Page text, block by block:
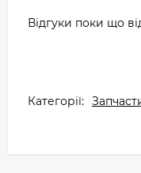
Відгуки поки що
Категорії: